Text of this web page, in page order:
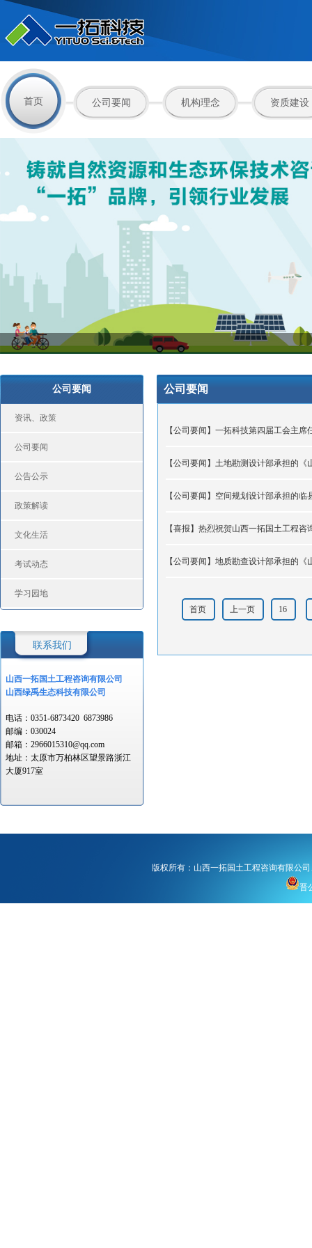
首页 公司要闻 机构理念 资质建设
公司要闻
资讯、政策
公司要闻
公告公示
政策解读
文化生活
考试动态
学习园地
联系我们
山西一拓国土工程咨询有限公司
山西绿禹生态科技有限公司
电话：0351-6873420 6873986
邮编：030024
邮箱：2966015310@qq.com
地址：太原市万柏林区望景路浙江
大厦917室
公司要闻
【公司要闻】一拓科技第四届工会主席
【公司要闻】土地勘测设计部承担的
【公司要闻】空间规划设计部承担的
【喜报】热烈祝贺山西一拓国土工程
【公司要闻】地质勘查设计部承担的
首页 上一页 16
版权所有：山西一拓国土工程咨询有限公
晋